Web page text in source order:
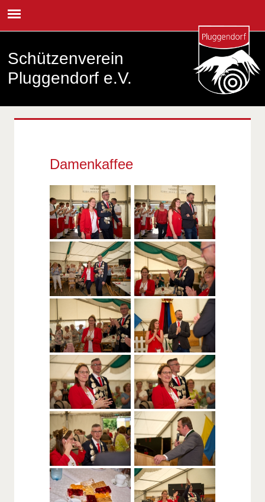
Schützenverein
Pluggendorf e.V.
Damenkaffee